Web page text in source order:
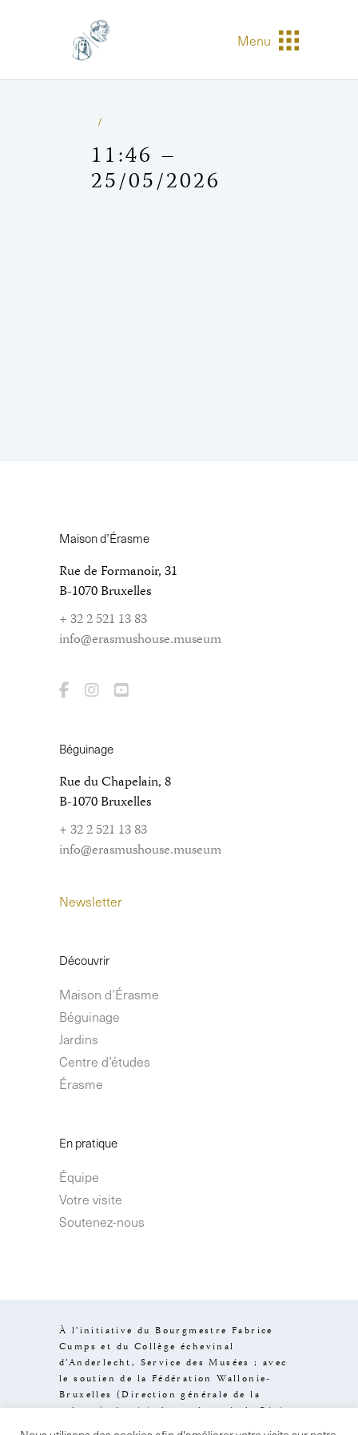
Menu
11:46 –
25/05/2026
Maison d’Érasme
Rue de Formanoir, 31
B-1070 Bruxelles
+ 32 2 521 13 83
info@erasmushouse.museum
Béguinage
Rue du Chapelain, 8
B-1070 Bruxelles
+ 32 2 521 13 83
info@erasmushouse.museum
Newsletter
Découvrir
Maison d’Érasme
Béguinage
Jardins
Centre d’études
Érasme
En pratique
Équipe
Votre visite
Soutenez-nous
À l’initiative du Bourgmestre Fabrice
Cumps et du Collège échevinal
d’Anderlecht, Service des Musées ; avec
le soutien de la Fédération Wallonie-
Bruxelles (Direction générale de la
culture), de visit.brussels et de la Région
de Bruxelles-Capitale.